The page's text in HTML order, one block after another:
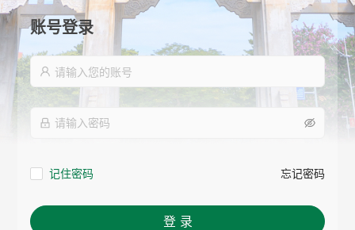
账号登录
记住密码 忘记密码
登 录